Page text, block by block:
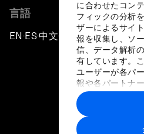
に合わせたコン
フィックの分析
ザーによるサイ
報を収集し、ソ
信、データ解析
有しています。
ユーザーが各パ
報や各パートナ
に収集された情
トナーによって
す。
言語
EN ▪ES▪中文▪ 日本語
プライバシーポリ